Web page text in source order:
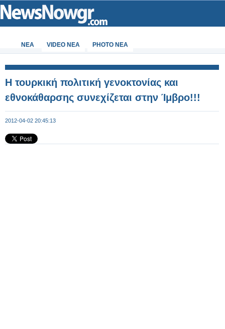
ΝΕΑ VIDEO NEA PHOTO NEA
Η τουρκική πολιτική γενοκτονίας και
εθνοκάθαρσης συνεχίζεται στην Ίμβρο!!!
2012-04-02 20:45:13